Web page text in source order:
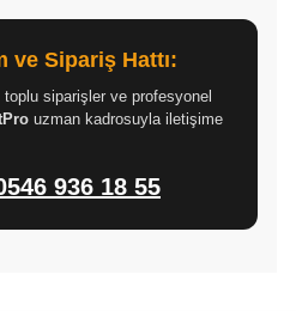
ve Sipariş Hattı:
toplu siparişler ve profesyonel
uzman kadrosuyla iletişime
936 18 55